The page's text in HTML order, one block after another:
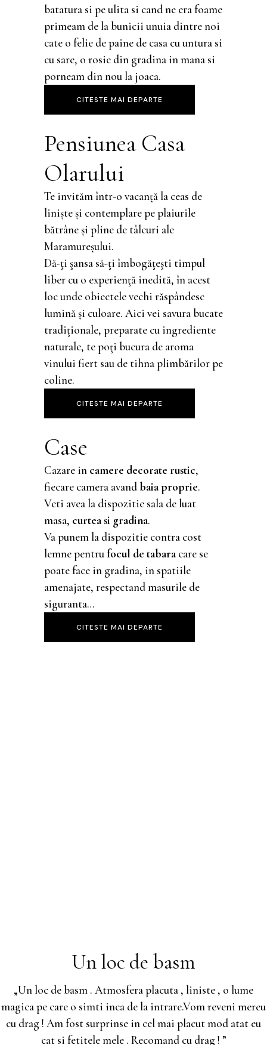
batatura si pe ulita si cand ne era foame
primeam de la bunicii unuia dintre noi
cate o felie de paine de casa cu untura si
cu sare, o rosie din gradina in mana si
porneam din nou la joaca.
CITESTE MAI DEPARTE
Pensiunea Casa
Olarului
Te invităm într-o vacanţă la ceas de
linişte şi contemplare pe plaiurile
bătrâne şi pline de tâlcuri ale
Maramureşului.
Dă-ţi şansa să-ţi îmbogăţeşti timpul
liber cu o experienţă inedită, în acest
loc unde obiectele vechi răspândesc
lumină şi culoare. Aici vei savura bucate
tradiţionale, preparate cu ingrediente
naturale, te poţi bucura de aroma
vinului fiert sau de tihna plimbărilor pe
coline.
CITESTE MAI DEPARTE
Case
Cazare in camere decorate rustic,
fiecare camera avandbaia proprie.
Veti avea la dispozitie sala de luat
masa, curtea si gradina.
Va punem la dispozitie contra cost
lemne pentru focul de tabara care se
poate face in gradina, in spatiile
amenajate, respectand masurile de
siguranta…
CITESTE MAI DEPARTE
Un loc de basm
„Un loc de basm . Atmosfera placuta , liniste , o lume
magica pe care o simti inca de la intrare.Vom reveni mereu
cu drag ! Am fost surprinse in cel mai placut mod atat eu
cat si fetitele mele . Recomand cu drag ! ”